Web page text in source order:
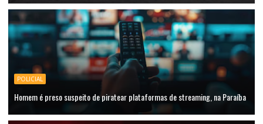
POLICIAL
Homem é preso suspeito de piratear plataformas de streaming, na Paraíba